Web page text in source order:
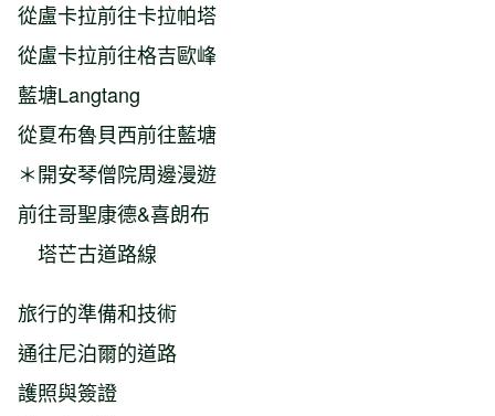
從盧卡拉前往卡拉帕塔
從盧卡拉前往格吉歐峰
藍塘Langtang
從夏布魯貝西前往藍塘
＊開安琴僧院周邊漫遊
前往哥聖康德&喜朗布
塔芒古道路線
旅行的準備和技術
通往尼泊爾的道路
護照與簽證